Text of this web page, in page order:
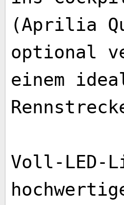
(Aprilia
optional
einem
Voll-LED-